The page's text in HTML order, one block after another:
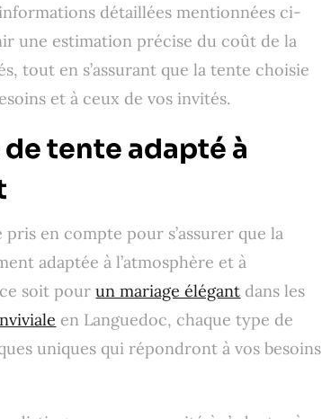
détaillées mentionnées ci-
une estimation précise du coût de la
tout en s’assurant que la tente choisie
et à ceux de vos invités.
tente adapté à
en compte pour s’assurer que la
adaptée à l’atmosphère et à
ce soit pourun mariage élégant dans les
en Languedoc, chaque type de
uniques qui répondront à vos besoins